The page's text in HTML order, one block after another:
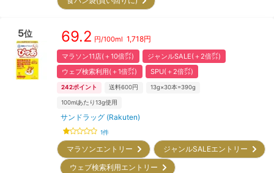
5位 69.2 円/100ml 1,718円
マラソン11店(＋10倍㌽)
ジャンルSALE(＋2倍㌽)
ウェブ検索利用(＋1倍㌽)
SPU(＋2倍㌽)
242ポイント 送料600円 13g×30本=390g
100mlあたり13g使用
サンドラッグ (Rakuten)
1件
マラソンエントリー
ジャンルSALEエントリー
ウェブ検索利用エントリー